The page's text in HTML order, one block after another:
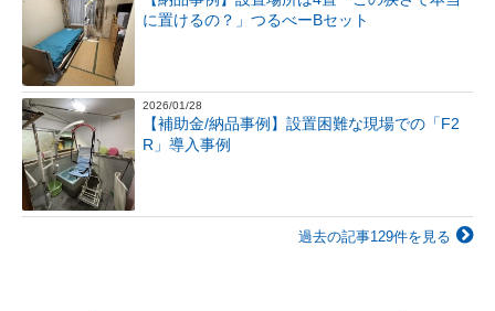
に置けるの？」つるべーBセット
2026/01/28
【補助金/納品事例】設置困難な現場での「F2
R」導入事例
過去の記事129件を見る